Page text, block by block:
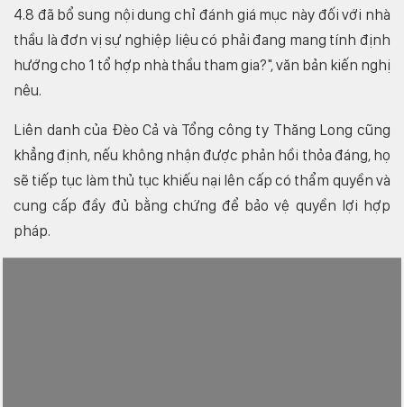
4.8 đã bổ sung nội dung chỉ đánh giá mục này đối với nhà
thầu là đơn vị sự nghiệp liệu có phải đang mang tính định
hướng cho 1 tổ hợp nhà thầu tham gia?", văn bản kiến nghị
nêu.
Liên danh của Đèo Cả và Tổng công ty Thăng Long cũng
khẳng định, nếu không nhận được phản hồi thỏa đáng, họ
sẽ tiếp tục làm thủ tục khiếu nại lên cấp có thẩm quyền và
cung cấp đầy đủ bằng chứng để bảo vệ quyền lợi hợp
pháp.